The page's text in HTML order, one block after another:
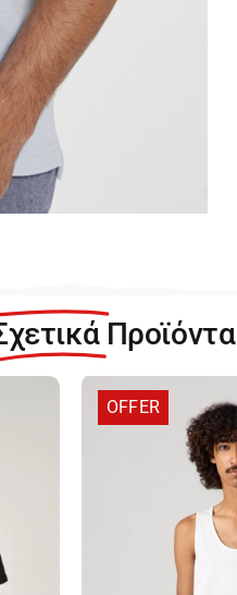
Προϊόντα
OFFER